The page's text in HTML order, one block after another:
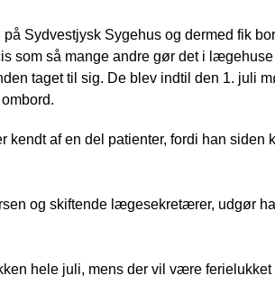
Sydvestjysk Sygehus og dermed fik
som så mange andre gør det i lægehuse
taget til sig. De blev indtil den 1. juli
kendt af en del patienter, fordi han siden
og skiftende lægesekretærer, udgør
hele juli, mens der vil være